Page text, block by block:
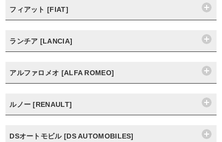
フィアット [FIAT]
ランチア [LANCIA]
アルファロメオ [ALFA ROMEO]
ルノー [RENAULT]
DSオートモビル [DS AUTOMOBILES]